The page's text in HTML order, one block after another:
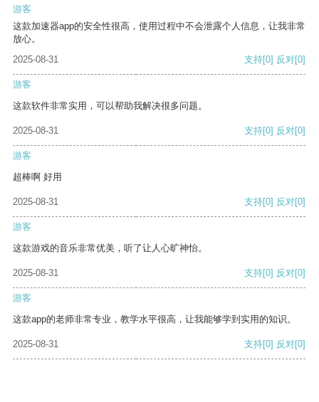
游客
这款加速器app的安全性很高，使用过程中不会泄露个人信息，让我非常
放心。
2025-08-31
支持[0] 反对[0]
游客
这款软件非常实用，可以帮助我解决很多问题。
2025-08-31 支持[0] 反对[0]
游客
超棒啊 好用
2025-08-31 支持[0] 反对[0]
游客
这款游戏的音乐非常优美，听了让人心旷神怡。
2025-08-31 支持[0] 反对[0]
游客
这款app的老师非常专业，教学水平很高，让我能够学到实用的知识。
2025-08-31 支持[0] 反对[0]